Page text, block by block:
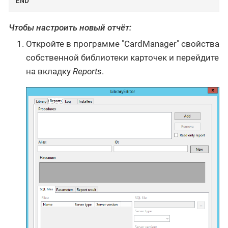
Чтобы настроить новый отчёт:
Откройте в программе "CardManager" свойства
собственной библиотеки карточек и перейдите
на вкладку Reports.